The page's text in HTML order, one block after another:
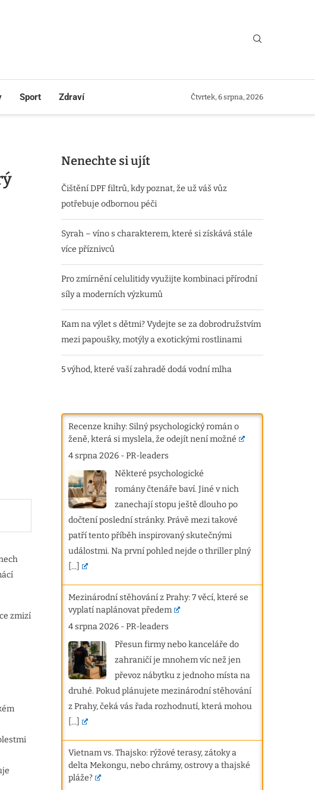
Sport Zdraví Čtvrtek, 6 srpna, 2026
zmizí
Nenechte si ujít
Čištění DPF filtrů, kdy poznat, že už váš vůz
potřebuje odbornou péči
Syrah – víno s charakterem, které si získává stále
více příznivců
Pro zmírnění celulitidy využijte kombinaci přírodní
síly a moderních výzkumů
Kam na výlet s dětmi? Vydejte se za dobrodružstvím
mezi papoušky, motýly a exotickými rostlinami
5 výhod, které vaší zahradě dodá vodní mlha
Recenze knihy: Silný psychologický román o
ženě, která si myslela, že odejít není možné
4 srpna 2026 -PR-leaders
Některé psychologické
romány čtenáře baví. Jiné v nich
zanechají stopu ještě dlouho po
dočtení poslední stránky. Právě mezi takové
patří tento příběh inspirovaný skutečnými
událostmi. Na první pohled nejde o thriller plný
[...]
Mezinárodní stěhování z Prahy: 7 věcí, které se
vyplatí naplánovat předem
4 srpna 2026 -PR-leaders
Přesun firmy nebo kanceláře do
zahraničí je mnohem víc než jen
převoz nábytku z jednoho místa na
druhé. Pokud plánujete mezinárodní stěhování
z Prahy, čeká vás řada rozhodnutí, která mohou
[...]
Vietnam vs. Thajsko: rýžové terasy, zátoky a
delta Mekongu, nebo chrámy, ostrovy a thajské
pláže?